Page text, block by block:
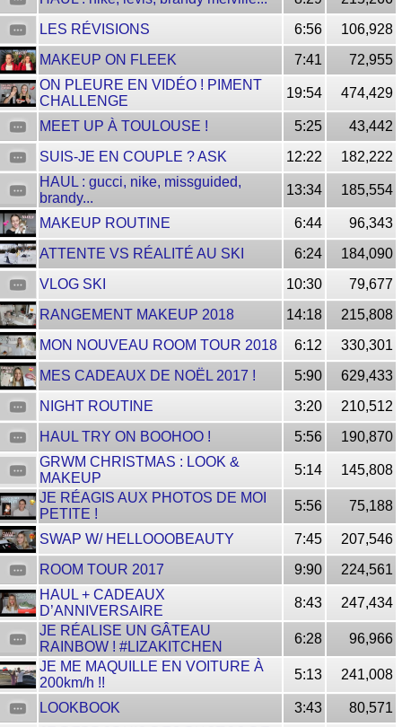
LES RÉVISIONS
6:56
106,928
MAKEUP ON FLEEK
7:41
72,955
ON PLEURE EN VIDÉO ! PIMENT
CHALLENGE
19:54 474,429
MEET UP À TOULOUSE ! 5:25
43,442
SUIS-JE EN COUPLE ? ASK
12:22
182,222
HAUL : gucci, nike, missguided,
brandy...
13:34 185,554
MAKEUP ROUTINE 6:44
96,343
ATTENTE VS RÉALITÉ AU SKI
6:24
184,090
VLOG SKI
10:30
79,677
RANGEMENT MAKEUP 2018
14:18
215,808
MON NOUVEAU ROOM TOUR 2018
6:12
330,301
MES CADEAUX DE NOËL 2017 !
5:90
629,433
NIGHT ROUTINE
3:20
210,512
HAUL TRY ON BOOHOO !
5:56
190,870
GRWM CHRISTMAS : LOOK &
MAKEUP
5:14
145,808
JE RÉAGIS AUX PHOTOS DE MOI
PETITE !
5:56 75,188
SWAP W/ HELLOOOBEAUTY 7:45
207,546
ROOM TOUR 2017
9:90
224,561
HAUL + CADEAUX
D’ANNIVERSAIRE
8:43
247,434
JE RÉALISE UN GÂTEAU
RAINBOW ! #LIZAKITCHEN
6:28
96,966
JE ME MAQUILLE EN VOITURE À
200km/h !!
5:13 241,008
LOOKBOOK 3:43
80,571